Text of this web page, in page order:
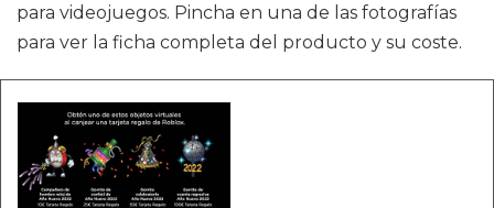
para videojuegos. Pincha en una de las fotografías
para ver la ficha completa del producto y su coste.